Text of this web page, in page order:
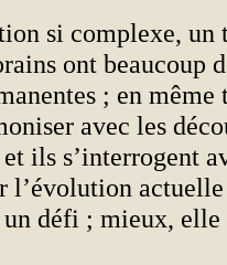
si complexe, un
ont beaucoup
; en même
avec les
ils s’interrogent
l’évolution
défi ; mieux, elle